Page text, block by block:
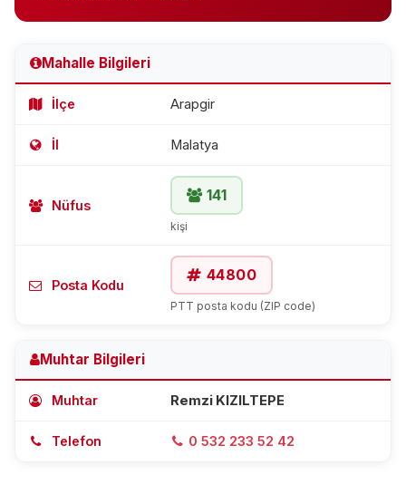
Mahalle Bilgileri
İlçe Arapgir
İl Malatya
Nüfus
141
kişi
Posta Kodu
44800
PTT posta kodu (ZIP code)
Muhtar Bilgileri
Muhtar Remzi KIZILTEPE
Telefon 0 532 233 52 42